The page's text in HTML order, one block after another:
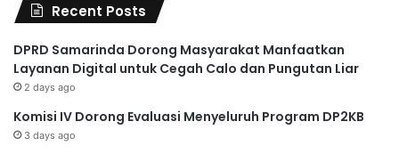
Recent Posts
DPRD Samarinda Dorong Masyarakat Manfaatkan
Layanan Digital untuk Cegah Calo dan Pungutan Liar
2 days ago
Komisi IV Dorong Evaluasi Menyeluruh Program DP2KB
3 days ago